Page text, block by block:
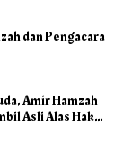
dan Pengacara
Amir Hamzah
Asli Alas Hak